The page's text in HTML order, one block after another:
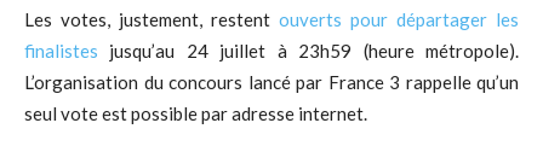
Les votes, justement, restent ouverts pour départager les
finalistes jusqu’au 24 juillet à 23h59 (heure métropole).
L’organisation du concours lancé par France 3 rappelle qu’un
seul vote est possible par adresse internet.